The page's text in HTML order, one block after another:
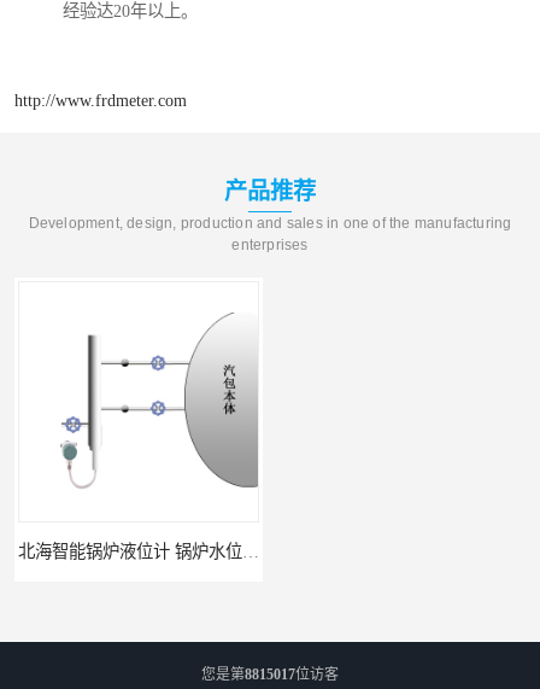
经验达20年以上。
http://www.frdmeter.com
产品推荐
Development, design, production and sales in one of the manufacturing
enterprises
北海智能锅炉液位计 锅炉水位计厂商 自动适应自动校准
您是第8815017位访客